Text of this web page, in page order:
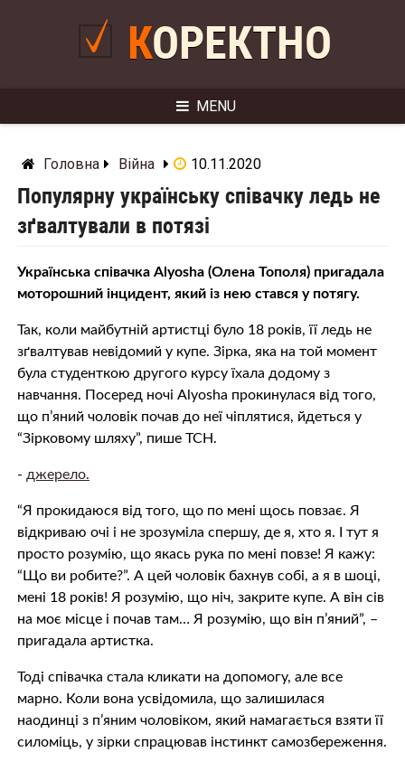
КОРЕКТНО
MENU
Головна Війна 10.11.2020
Популярну українську співачку ледь не
зґвалтували в потязі
Українська співачка Alyosha (Олена Тополя) пригадала
моторошний інцидент, який із нею стався у потягу.
Так, коли майбутній артистці було 18 років, її ледь не
зґвалтував невідомий у купе. Зірка, яка на той момент
була студенткою другого курсу їхала додому з
навчання. Посеред ночі Alyosha прокинулася від того,
що п’яний чоловік почав до неї чіплятися, йдеться у
“Зірковому шляху”, пише ТСН.
- джерело.
“Я прокидаюся від того, що по мені щось повзає. Я
відкриваю очі і не зрозуміла спершу, де я, хто я. І тут я
просто розумію, що якась рука по мені повзе! Я кажу:
“Що ви робите?”. А цей чоловік бахнув собі, а я в шоці,
мені 18 років! Я розумію, що ніч, закрите купе. А він сів
на моє місце і почав там… Я розумію, що він п’яний”, –
пригадала артистка.
Тоді співачка стала кликати на допомогу, але все
марно. Коли вона усвідомила, що залишилася
наодинці з п’яним чоловіком, який намагається взяти її
силоміць, у зірки спрацював інстинкт самозбереження.